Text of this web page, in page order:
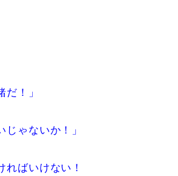
だ！」
じゃないか！」
ればいけない！